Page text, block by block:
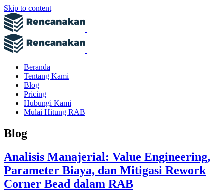
Skip to content
Beranda
Tentang Kami
Blog
Pricing
Hubungi Kami
Mulai Hitung RAB
Blog
Analisis Manajerial: Value Engineering,
Parameter Biaya, dan Mitigasi Rework
Corner Bead dalam RAB